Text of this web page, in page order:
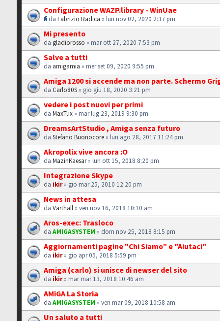
Configurazione WAZP.library - WinUae
daFabrizio Radica » lun nov 02, 2020 2:37 pm
Mi presento
dagladiorosso » mar ott 27, 2020 7:53 pm
Salve a tutti
da amigamia » mer set 09, 2020 9:55 pm
Amiga 1200 si accende ma non parte. Schermo
daCarlo80S » gio giu 18, 2020 3:21 pm
vedere i post nuovi per primi
daMaxTux » mar lug 23, 2019 9:30 pm
DreamsArtStudio , Amiga senza futuro
daStefano Buonocore » lun ago 28, 2017 11:24 pm
Akropolix vive ancora :O
daMazinKaesar» lun ott 15, 2018 8:20 pm
Integrazione Skype
da ikir» gio mar 25, 2010 12:20 pm
News in attesa
daVarthall » ven nov 16, 2018 10:10 am
Aros-exec: Trasloco
daAMIGASYSTEM » dom nov 25, 2018 8:15 pm
Aggiornamenti pagine "Chi Siamo" e "Aiutaci"
da ikir» gio apr 05, 2018 5:59 pm
Amiga (carlo) si unisce di newser del sito
da ikir» mar mar 13, 2018 10:46 am
AMiGA La Storia
daAMIGASYSTEM » ven mar 09, 2018 10:58 am
Un saluto a tutti